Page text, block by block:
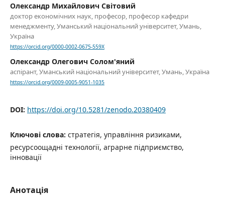
Олександр Михайлович Світовий
доктор економічних наук, професор, професор кафедри
менеджменту, Уманський національний університет, Умань,
Україна
https://orcid.org/0000-0002-0675-559X
Олександр Олегович Солом'яний
аспірант, Уманський національний університет, Умань, Україна
https://orcid.org/0009-0005-9051-1035
DOI: https://doi.org/10.5281/zenodo.20380409
Ключові слова: стратегія, управління ризиками,
ресурсоощадні технології, аграрне підприємство,
інновації
Анотація